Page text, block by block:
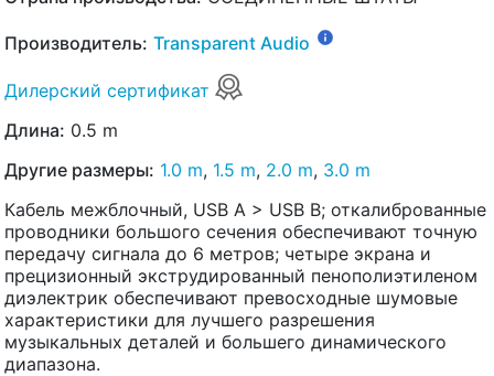
Производитель: Transparent Audio
Дилерский сертификат
Длина: 0.5 m
Другие размеры: 1.0 m, 1.5 m, 2.0 m, 3.0 m
Кабель межблочный, USB A > USB B; откалиброванные
проводники большого сечения обеспечивают точную
передачу сигнала до 6 метров; четыре экрана и
прецизионный экструдированный пенополиэтиленом
диэлектрик обеспечивают превосходные шумовые
характеристики для лучшего разрешения
музыкальных деталей и большего динамического
диапазона.